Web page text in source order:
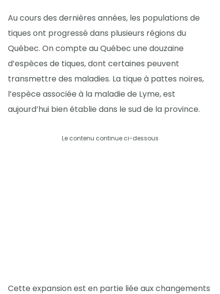
Au cours des dernières années, les populations de
tiques ont progressé dans plusieurs régions du
Québec. On compte au Québec une douzaine
d’espèces de tiques, dont certaines peuvent
transmettre des maladies. La tique à pattes noires,
l’espèce associée à la maladie de Lyme, est
aujourd’hui bien établie dans le sud de la province.
Le contenu continue ci-dessous
Cette expansion est en partie liée aux changements